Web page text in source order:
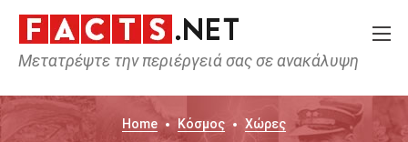
Μετατρέψτε την περιέργειά σας σε ανακάλυψη
Home Κόσμος Χώρες